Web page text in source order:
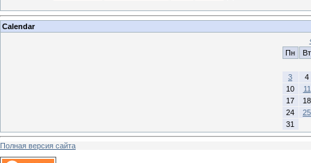
Calendar
Пн
Вт
3
4
10
11
17
18
24
25
31
Полная версия сайта